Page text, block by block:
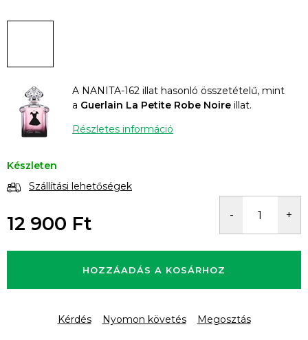
A NANITA-162 illat hasonló összetételű, mint
a Guerlain La Petite Robe Noire illat.
Részletes információ
Készleten
Szállítási lehetőségek
12 900 Ft
HOZZÁADÁS A KOSÁRHOZ
Kérdés Nyomon követés Megosztás